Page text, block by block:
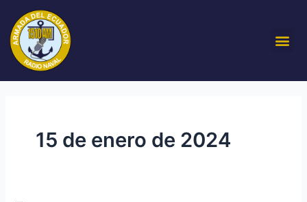
contenido
15 de enero de 2024